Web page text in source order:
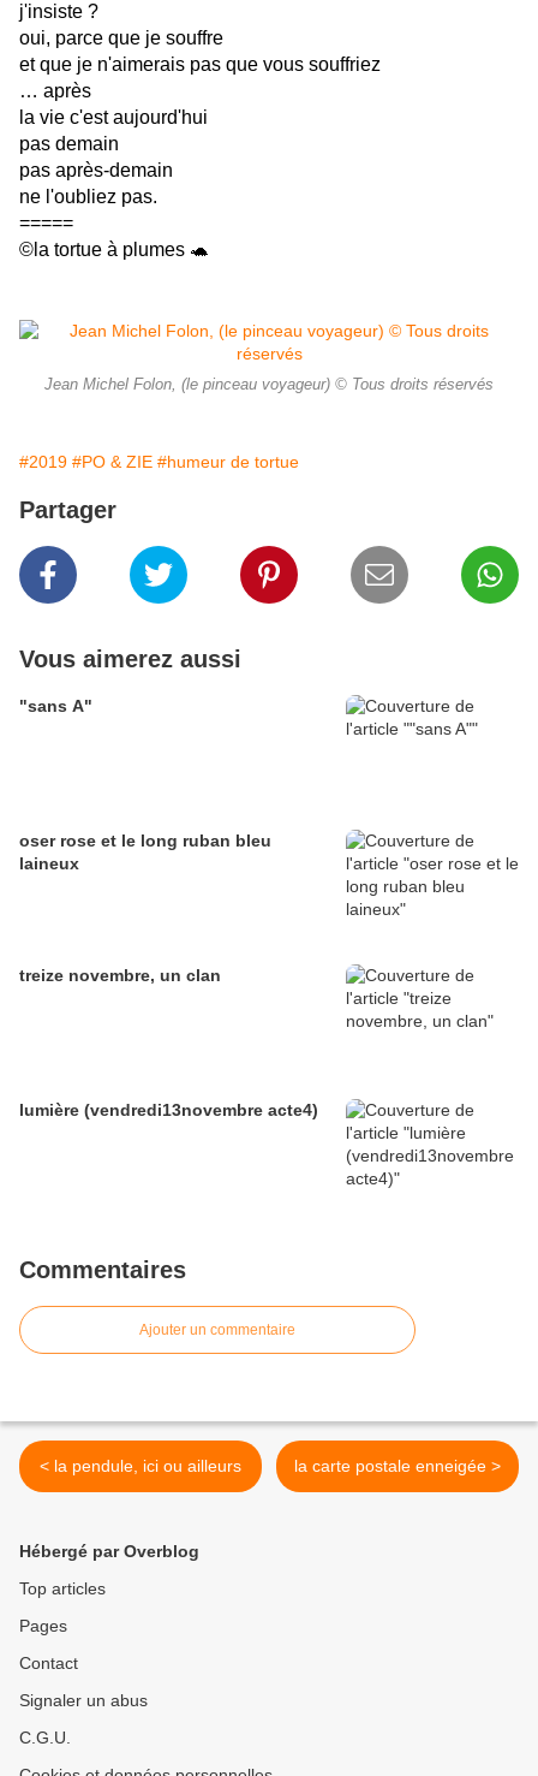
j'insiste ?
oui, parce que je souffre
et que je n'aimerais pas que vous souffriez
… après
la vie c'est aujourd'hui
pas demain
pas après-demain
ne l'oubliez pas.
=====
©la tortue à plumes 🐢
Jean Michel Folon, (le pinceau voyageur) © Tous droits réservés
#2019 #PO & ZIE #humeur de tortue
Partager
Vous aimerez aussi
"sans A"
oser rose et le long ruban bleu
laineux
treize novembre, un clan
lumière (vendredi13novembre acte4)
Commentaires
Ajouter un commentaire
< la pendule, ici ou ailleurs la carte postale enneigée >
Hébergé par Overblog
Top articles
Pages
Contact
Signaler un abus
C.G.U.